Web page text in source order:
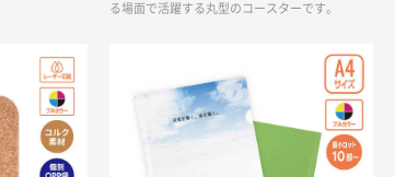
る場面で活躍する丸型のコースターです。